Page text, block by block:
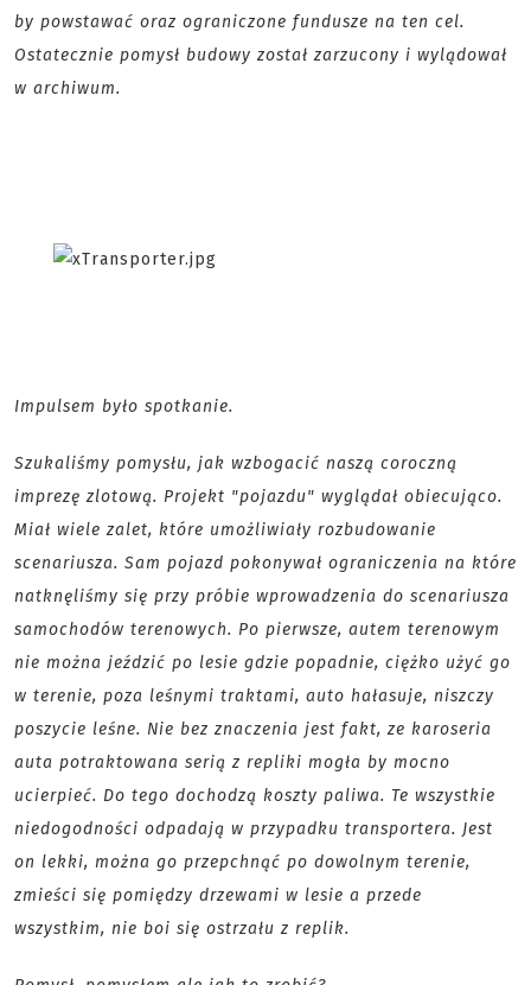
by powstawać oraz ograniczone fundusze na ten cel.
Ostatecznie pomysł budowy został zarzucony i wylądował
w archiwum.
Impulsem było spotkanie.
Szukaliśmy pomysłu, jak wzbogacić naszą coroczną
imprezę zlotową. Projekt "pojazdu" wyglądał obiecująco.
Miał wiele zalet, które umożliwiały rozbudowanie
scenariusza. Sam pojazd pokonywał ograniczenia na które
natknęliśmy się przy próbie wprowadzenia do scenariusza
samochodów terenowych. Po pierwsze, autem terenowym
nie można jeździć po lesie gdzie popadnie, ciężko użyć go
w terenie, poza leśnymi traktami, auto hałasuje, niszczy
poszycie leśne. Nie bez znaczenia jest fakt, ze karoseria
auta potraktowana serią z repliki mogła by mocno
ucierpieć. Do tego dochodzą koszty paliwa. Te wszystkie
niedogodności odpadają w przypadku transportera. Jest
on lekki, można go przepchnąć po dowolnym terenie,
zmieści się pomiędzy drzewami w lesie a przede
wszystkim, nie boi się ostrzału z replik.